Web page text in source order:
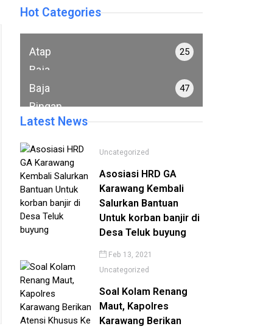
Informasi
Mendalami Strategi dengan
Pand...
JAWARA NEWS 04 MAY 2024
Informasi
Overheating: Memahami
OLEHJAWARA NEWS
Hot Categories
Atap
Baja
Ringan
25
Baja
Ringan
47
Latest News
Uncategorized
Asosiasi HRD GA
Karawang Kembali
Salurkan Bantuan
Untuk korban banjir di
Desa Teluk buyung
Feb 13, 2021
Uncategorized
Soal Kolam Renang
Maut, Kapolres
Karawang Berikan